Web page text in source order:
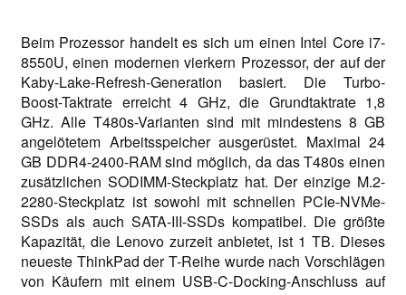
Beim Prozessor handelt es sich um einen Intel Core i7-
8550U, einen modernen vierkern Prozessor, der auf der
Kaby-Lake-Refresh-Generation basiert. Die Turbo-
Boost-Taktrate erreicht 4 GHz, die Grundtaktrate 1,8
GHz. Alle T480s-Varianten sind mit mindestens 8 GB
angelötetem Arbeitsspeicher ausgerüstet. Maximal 24
GB DDR4-2400-RAM sind möglich, da das T480s einen
zusätzlichen SODIMM-Steckplatz hat. Der einzige M.2-
2280-Steckplatz ist sowohl mit schnellen PCIe-NVMe-
SSDs als auch SATA-III-SSDs kompatibel. Die größte
Kapazität, die Lenovo zurzeit anbietet, ist 1 TB. Dieses
neueste ThinkPad der T-Reihe wurde nach Vorschlägen
von Käufern mit einem USB-C-Docking-Anschluss auf